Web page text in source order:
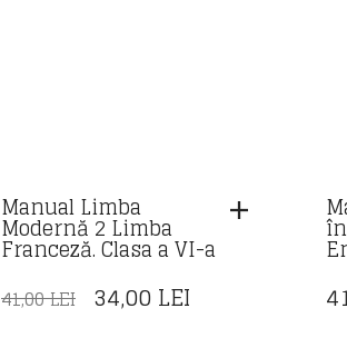
Manual Limba
Modernă 2 Limba
Franceză. Clasa a VI-a
41,00LEI PREȚUL
34,00 LEIPREȚUL